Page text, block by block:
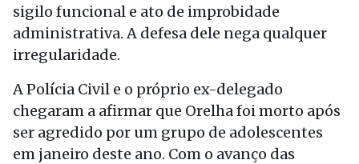
sigilo funcional e ato de improbidade
administrativa. A defesa dele nega qualquer
irregularidade.
A Polícia Civil e o próprio ex-delegado
chegaram a afirmar que Orelha foi morto após
ser agredido por um grupo de adolescentes
em janeiro deste ano. Com o avanço das